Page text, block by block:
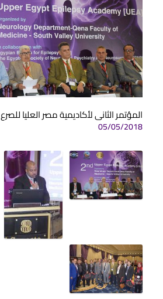
المؤتمر الثانى لأكاديمية مصر العليا للصرع
05/05/2018